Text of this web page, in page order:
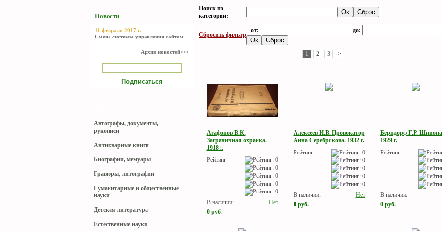
Новости
11 февраля 2017 г.
Смена системы управления сайтом.
Архив новостей>>>
Автографы, документы,
рукописи
Антикварные книги
Биографии, мемуары
Гравюры, литографии
Гуманитарные и общественные
науки
Детская литература
Естественные науки
Поиск по
категории:
Сбросить фильтр
от: до:
1 2 3 >
Агафонов В.К.
Заграничная охранка.
1918 г.
Рейтинг
В наличии:
Нет
0 руб.
Алексеев И.В. Провокатор
Анна Серебрякова. 1932 г.
Рейтинг
В наличии:
Нет
0 руб.
Берндорф Г.Р.
1929 г.
Рейтинг
В наличии:
0 руб.